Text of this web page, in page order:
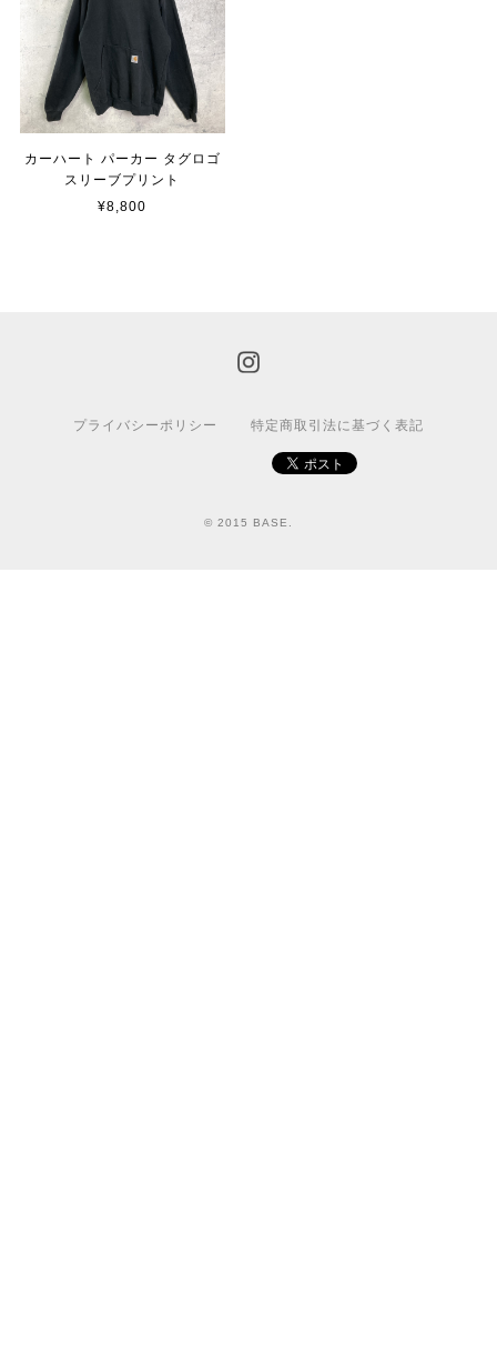
カーハート パーカー タグロゴ
スリーブプリント
¥8,800
プライバシーポリシー 特定商取引法に基づく表記
© 2015 BASE.